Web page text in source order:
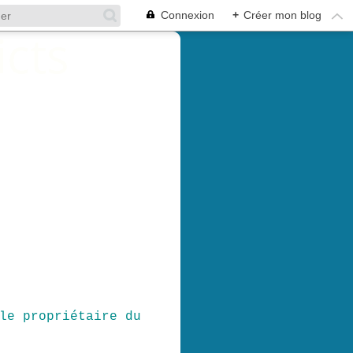
Connexion + Créer mon blog
propriétaire du